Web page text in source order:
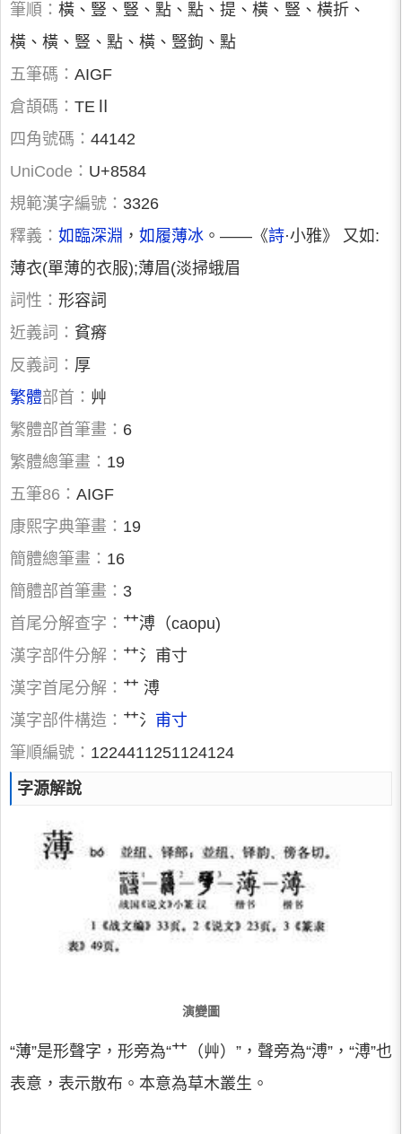
筆順： 橫、豎、豎、點、點、提、橫、豎、橫折、
橫、橫、豎、點、橫、豎鉤、點
五筆碼： AIGF
倉頡碼： TEⅡ
四角號碼： 44142
UniCode： U+8584
規範漢字編號： 3326
釋義： 如臨深淵 ， 如履薄冰 。――《詩·小雅》 又如:
薄衣(單薄的衣服);薄眉(淡掃蛾眉
詞性： 形容詞
近義詞： 貧瘠
反義詞： 厚
繁體部首： 艸
繁體部首筆畫： 6
繁體總筆畫： 19
五筆86： AIGF
康熙字典筆畫： 19
簡體總筆畫： 16
簡體部首筆畫： 3
首尾分解查字： 艹溥（caopu)
漢字部件分解： 艹氵甫寸
漢字首尾分解： 艹 溥
漢字部件構造： 艹氵 甫寸
筆順編號： 1224411251124124
字源解說
演變圖
“薄”是形聲字，形旁為“艹（艸）”，聲旁為“溥”，“溥”也
表意，表示散布。本意為草木叢生。